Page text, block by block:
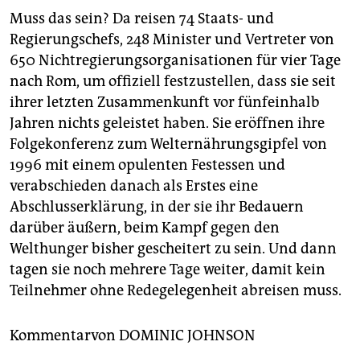
gesellschaft
kultur
sport
berlin
nord
wahrheit
verlag
verlag
veranstaltungen
Muss das sein? Da reisen 74 Staats- und
Regierungschefs, 248 Minister und Vertreter von
650 Nichtregierungsorganisationen für vier Tage
nach Rom, um offiziell festzustellen, dass sie seit
ihrer letzten Zusammenkunft vor fünfeinhalb
Jahren nichts geleistet haben. Sie eröffnen ihre
Folgekonferenz zum Welternährungsgipfel von
1996 mit einem opulenten Festessen und
verabschieden danach als Erstes eine
Abschlusserklärung, in der sie ihr Bedauern
darüber äußern, beim Kampf gegen den
Welthunger bisher gescheitert zu sein. Und dann
tagen sie noch mehrere Tage weiter, damit kein
Teilnehmer ohne Redegelegenheit abreisen muss.
Kommentarvon DOMINIC JOHNSON